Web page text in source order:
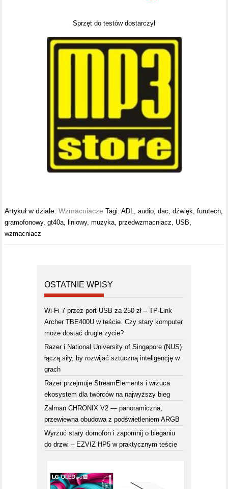
Sprzęt do testów dostarczył
Artykuł w dziale:Wzmacniacze Tagi:ADL ,audio ,dac ,dźwięk ,furutech
gramofonowy,gt40a ,liniowy,muzyka ,przedwzmacniacz USB
wzmacniacz
OSTATNIE WPISY
Wi-Fi 7 przez port USB za 250 zł – TP-Link
Archer TBE400U w teście. Czy stary komputer
może dostać drugie życie?
Razer i National University of Singapore (NUS)
łączą siły, by rozwijać sztuczną inteligencję w
grach
Razer przejmuje StreamElements i wrzuca
ekosystem dla twórców na najwyższy bieg
Zalman CHRONIX V2 — panoramiczna,
przewiewna obudowa z podświetleniem ARGB
Wyrzuć stary domofon i zapomnij o bieganiu
do drzwi – EZVIZ HP5 w praktycznym teście